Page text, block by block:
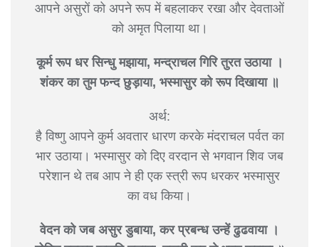
आपने असुरों को अपने रूप में बहलाकर रखा और देवताओं
को अमृत पिलाया था।
कूर्म रूप धर सिन्धु मझाया, मन्द्राचल गिरि तुरत उठाया ।
शंकर का तुम फन्द छुड़ाया, भस्मासुर को रूप दिखाया ॥
अर्थ:
है विष्णु आपने कुर्म अवतार धारण करके मंदराचल पर्वत का
भार उठाया। भस्मासुर को दिए वरदान से भगवान शिव जब
परेशान थे तब आप ने ही एक स्त्री रूप धरकर भस्मासुर
का वध किया।
वेदन को जब असुर डुबाया, कर प्रबन्ध उन्हें ढुढवाया ।